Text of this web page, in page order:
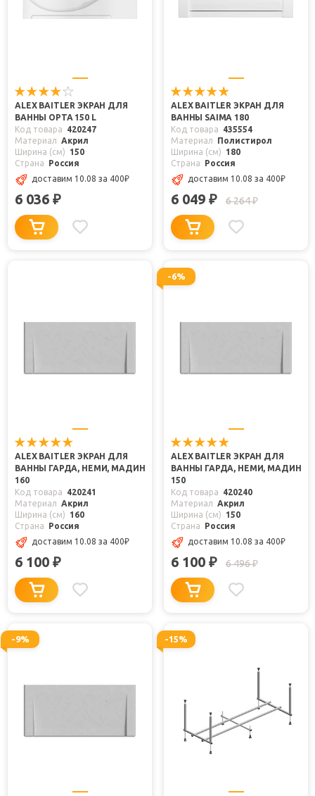
ALEX BAITLER ЭКРАН ДЛЯ
ВАННЫ ОРТА 150 L
Код товара
420247
Материал
Акрил
Ширина (см)
150
Страна
Россия
доставим 10.08 за 400₽
6 036 ₽
ALEX BAITLER ЭКРАН ДЛЯ
ВАННЫ SAIMA 180
Код товара
435554
Материал
Полистирол
Ширина (см)
180
Страна
Россия
доставим 10.08 за 400₽
6 049 ₽ 6 264₽
ALEX BAITLER ЭКРАН ДЛЯ
ВАННЫ ГАРДА, НЕМИ, МАДИН
160
Код товара
420241
Материал
Акрил
Ширина (см)
160
Страна
Россия
доставим 10.08 за 400₽
6 100 ₽
-6%
ALEX BAITLER ЭКРАН ДЛЯ
ВАННЫ ГАРДА, НЕМИ, МАДИН
150
Код товара
420240
Материал
Акрил
Ширина (см)
150
Страна
Россия
доставим 10.08 за 400₽
6 100 ₽ 6 496₽
-9% -15%